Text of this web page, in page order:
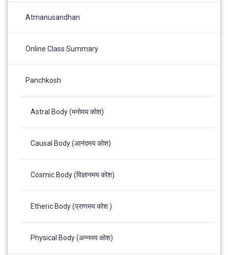
Atmanusandhan
Online Class Summary
Panchkosh
Astral Body (मनोमय कोश)
Causal Body (आनंदमय कोश)
Cosmic Body (विज्ञानमय कोश)
Etheric Body (प्राणमय कोश )
Physical Body (अन्नमय कोश)